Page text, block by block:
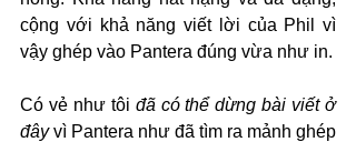
cộng với khả năng viết lời của Phil vì
Có vẻ như tôi đã có thể dừng bài viết ở
đây vì Pantera như đã tìm ra mảnh ghép